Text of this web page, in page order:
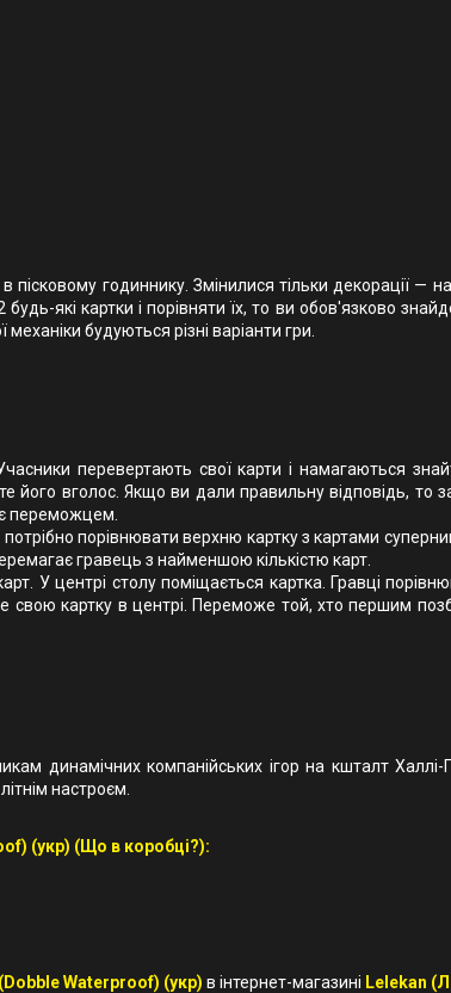
пісковому годиннику. Змінилися тільки декорації —
які картки і порівняти їх, то ви обов'язково
будуються різні варіанти гри.
перевертають свої карти і намагаються
його вголос. Якщо ви дали правильну відповідь, то
переможцем.
порівнювати верхню картку з картами
гравець з найменшою кількістю карт.
У центрі столу поміщається картка. Гравці
свою картку в центрі. Переможе той, хто першим
динамічних компанійських ігор на кшталт Халлі-
настроєм.
(укр) (Що в коробці?):
Waterproof) (укр) в інтернет-магазині Lelekan